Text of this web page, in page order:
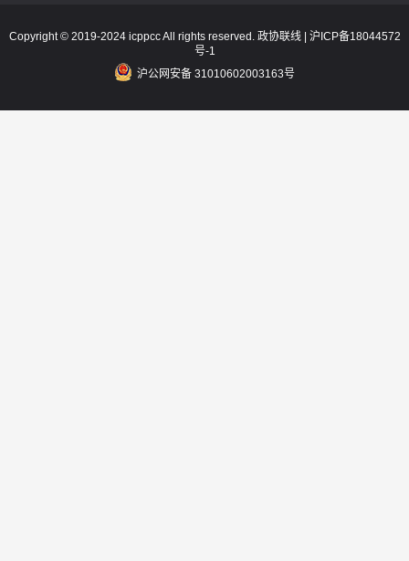
Copyright © 2019-2024 icppcc All rights reserved. 政协联线 | 沪ICP备18044572
号-1
沪公网安备 31010602003163号